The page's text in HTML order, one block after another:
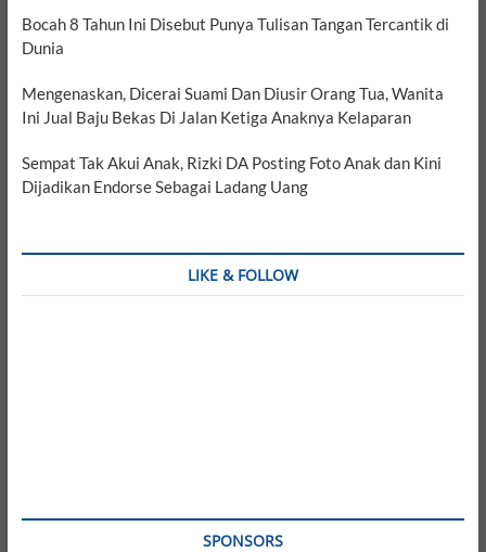
Bocah 8 Tahun Ini Disebut Punya Tulisan Tangan Tercantik di
Dunia
Mengenaskan, Dicerai Suami Dan Diusir Orang Tua, Wanita
Ini Jual Baju Bekas Di Jalan Ketiga Anaknya Kelaparan
Sempat Tak Akui Anak, Rizki DA Posting Foto Anak dan Kini
Dijadikan Endorse Sebagai Ladang Uang
LIKE & FOLLOW
SPONSORS